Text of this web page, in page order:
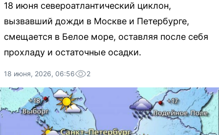
18 июня североатлантический циклон,
вызвавший дожди в Москве и Петербурге,
смещается в Белое море, оставляя после себя
прохладу и остаточные осадки.
18 июня, 2026, 06:56 2